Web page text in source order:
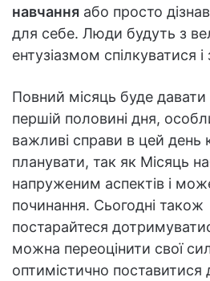
навчання або просто
для себе. Люди будуть з
ентузіазмом спілкуватися
Повний місяць буде давати
першій половині дня,
важливі справи в цей день
планувати, так як Місяць
напруженим аспектів і
починання. Сьогодні також
постарайтеся
можна переоцінити свої
оптимістично поставитися